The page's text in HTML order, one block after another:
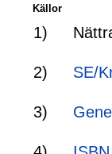
Källor
1)
2) SE/
3)